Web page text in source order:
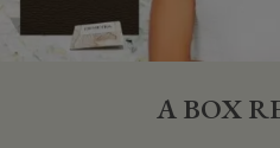
A BOX